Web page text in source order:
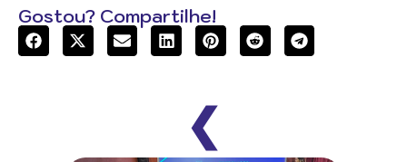
Gostou? Compartilhe!
❮